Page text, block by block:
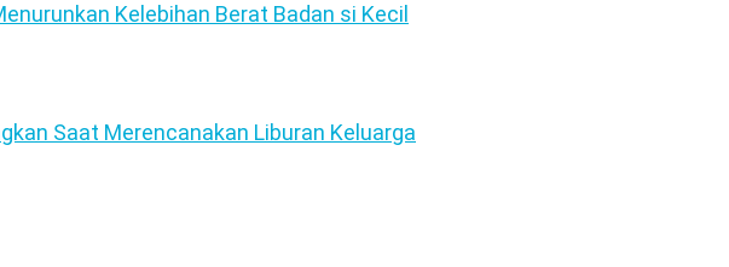
Kelebihan Berat Badan si Kecil
Saat Merencanakan Liburan Keluarga